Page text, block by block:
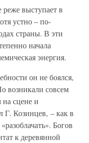
выступает в
устно – по-
страны. В эти
начала
энергия.
он не боялся,
возникали совсем
сцене и
Г. Козинцев, – как в
Богов
к деревянной